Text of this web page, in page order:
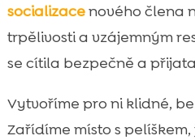
socializacenového člena
trpělivosti a vzájemným
se cítila bezpečně a
Vytvoříme pro ni klidné,
Zařídíme místo s